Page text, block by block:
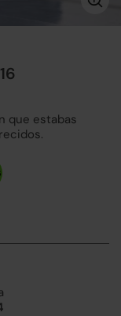
que estabas